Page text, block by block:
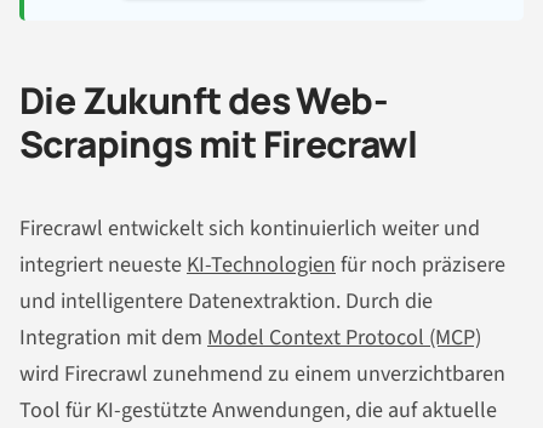
Die Zukunft des Web-
Scrapings mit Firecrawl
Firecrawl entwickelt sich kontinuierlich weiter und
integriert neuesteKI-Technologienfür noch präzisere
und intelligentere Datenextraktion. Durch die
Integration mit dem Model Context Protocol (MCP)
wird Firecrawl zunehmend zu einem unverzichtbaren
Tool für KI-gestützte Anwendungen, die auf aktuelle